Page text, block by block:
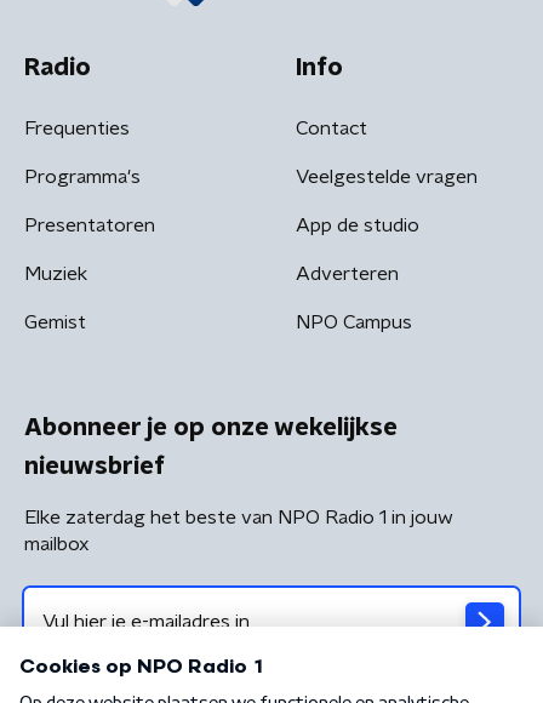
Radio
Frequenties
Programma's
Presentatoren
Muziek
Gemist
Info
Contact
Veelgestelde vragen
App de studio
Adverteren
NPO Campus
Abonneer je op onze wekelijkse
nieuwsbrief
Elke zaterdag het beste van NPO Radio 1 in jouw
mailbox